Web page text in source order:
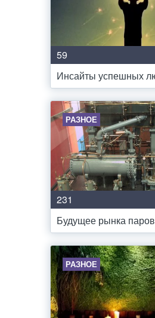
59
Инсайты успешных
РАЗНОЕ
231
Будущее рынка
РАЗНОЕ